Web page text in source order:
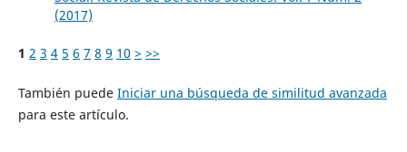
(2017)
1 2 3 4 5 6 7 8 9 10 > >>
También puede Iniciar una búsqueda de similitud avanzada
para este artículo.